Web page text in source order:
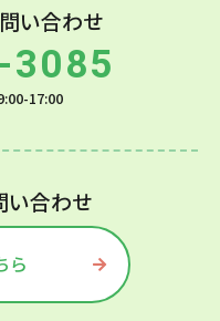
い合わせ
3085
17:00
い合わせ
ら